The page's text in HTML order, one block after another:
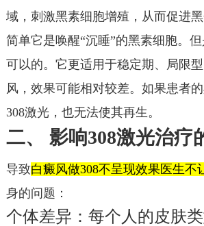
域，刺激黑素细胞增殖，从而促进
简单它是唤醒“沉睡”的黑素细胞。
可以的。它更适用于稳定期、局限
风，效果可能相对较差。如果患者
308激光，也无法使其再生。
二、 影响308激光治疗
导致白癜风做308不呈现效果医生不
身的问题：
个体差异：每个人的皮肤